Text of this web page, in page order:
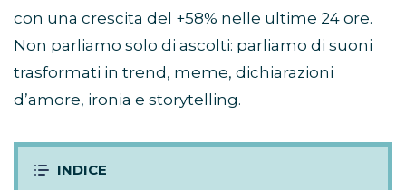
con una crescita del +58% nelle ultime 24 ore.
Non parliamo solo di ascolti: parliamo di suoni
trasformati in trend, meme, dichiarazioni
d’amore, ironia e storytelling.